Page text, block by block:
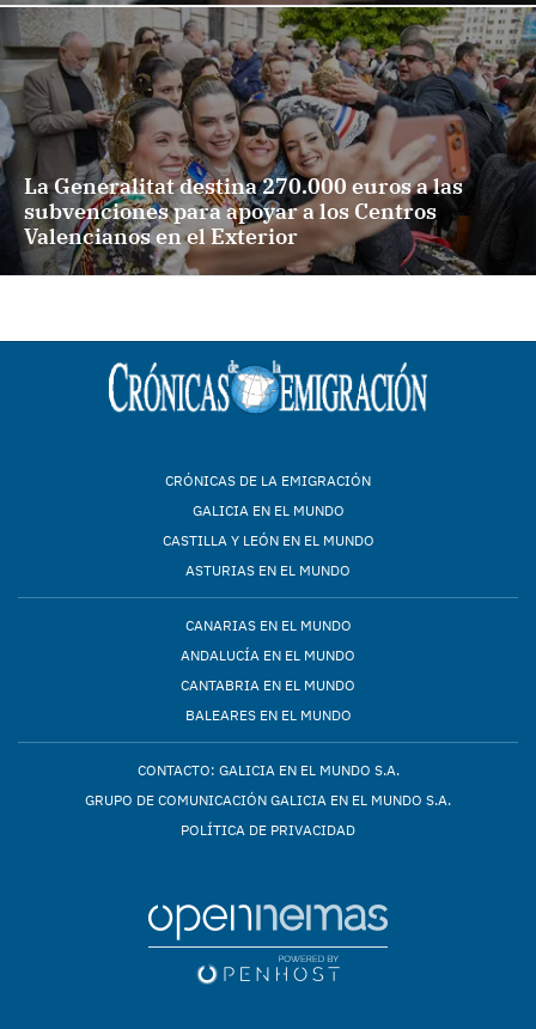
La Generalitat destina 270.000 euros a las
subvenciones para apoyar a los Centros
Valencianos en el Exterior
CRÓNICAS DE LA EMIGRACIÓN
GALICIA EN EL MUNDO
CASTILLA Y LEÓN EN EL MUNDO
ASTURIAS EN EL MUNDO
CANARIAS EN EL MUNDO
ANDALUCÍA EN EL MUNDO
CANTABRIA EN EL MUNDO
BALEARES EN EL MUNDO
CONTACTO: GALICIA EN EL MUNDO S.A.
GRUPO DE COMUNICACIÓN GALICIA EN EL MUNDO S.A.
POLÍTICA DE PRIVACIDAD